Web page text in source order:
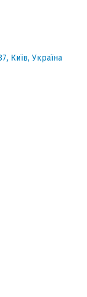
Київ, Україна